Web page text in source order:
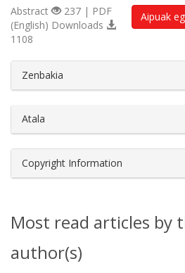
Aipuak
Abstract
237 | PDF
(English) Downloads
1108
Zenbakia
Atala
Copyright Information
Most read articles by
author(s)